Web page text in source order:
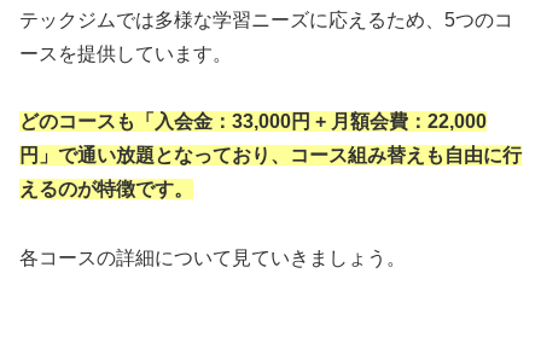
テックジムでは多様な学習ニーズに応えるため、5つのコ
ースを提供しています。
どのコースも「入会金：33,000円 + 月額会費：22,000
円」で通い放題となっており、コース組み替えも自由に行
えるのが特徴です。
各コースの詳細について見ていきましょう。